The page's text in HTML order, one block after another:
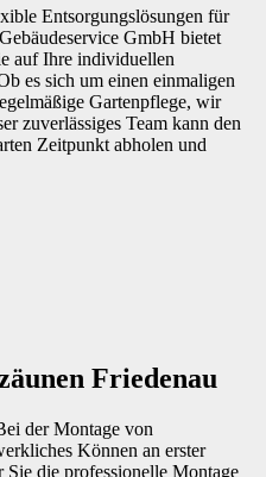
Entsorgungslösungen für
GmbH bietet
auf Ihre individuellen
es sich um einen einmaligen
Gartenpflege, wir
zuverlässiges Team kann den
Zeitpunkt abholen und
Friedenau
der Montage von
Können an erster
Sie die professionelle Montage